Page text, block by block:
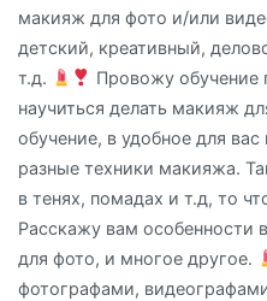
макияж для фото и/или
детский, креативный,
т.д.
Провожу обучение
научиться делать макияж
обучение, в удобное для
разные техники макияжа.
в тенях, помадах и т.д, то
Расскажу вам особенности
для фото, и многое другое.
фотографами,